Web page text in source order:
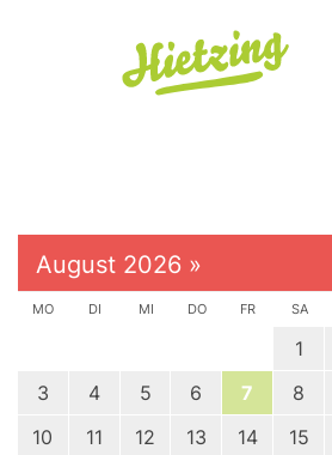
August 2026 »
MO DI MI DO FR SA
1
3
4 5 6 7 8
10
11 12 13 14 15